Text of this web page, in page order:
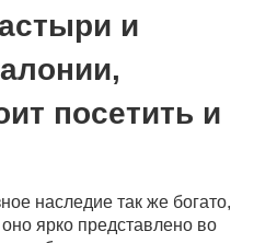
и
посетить и
наследие так же богато,
ярко представлено во